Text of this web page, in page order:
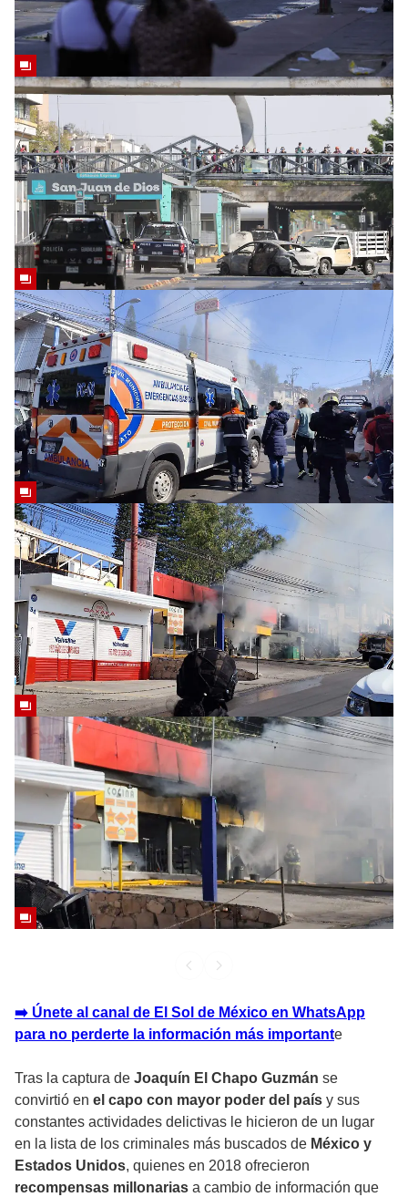
➡️ Únete al canal de El Sol de México en WhatsApp
para no perderte la información más importante
Tras la captura de Joaquín El Chapo Guzmán se
convirtió en el capo con mayor poder del país y sus
constantes actividades delictivas le hicieron de un lugar
en la lista de los criminales más buscados de México y
Estados Unidos, quienes en 2018 ofrecieron
recompensas millonarias a cambio de información que